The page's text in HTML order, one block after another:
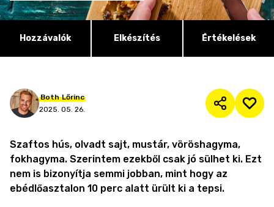
Hozzávalók Elkészítés Értékelések
Both Lőrinc
2025. 05. 26.
Szaftos hús, olvadt sajt, mustár, vöröshagyma,
fokhagyma. Szerintem ezekből csak jó sülhet ki. Ezt
nem is bizonyítja semmi jobban, mint hogy az
ebédlőasztalon 10 perc alatt ürült ki a tepsi.